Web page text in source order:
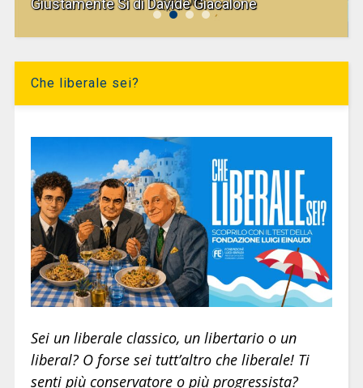
Giustamente Sì di Davide Giacalone
Che liberale sei?
Sei un liberale classico, un libertario o un
liberal? O forse sei tutt’altro che liberale! Ti
senti più conservatore o più progressista?